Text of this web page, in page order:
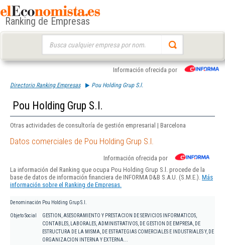
Ranking de Empresas
Información ofrecida por
Directorio Ranking Empresas Pou Holding Grup S.l.
Pou Holding Grup S.l.
Otras actividades de consultoría de gestión empresarial | Barcelona
Datos comerciales de Pou Holding Grup S.l.
Información ofrecida por
La información del Ranking que ocupa Pou Holding Grup S.l. procede de la
base de datos de información financiera de INFORMA D&B S.A.U. (S.M.E.). Más
información sobre el Ranking de Empresas.
Denominación Pou Holding Grup S.l.
Objeto Social
GESTION, ASESORAMIENTO Y PRESTACION DE SERVICIOS INFORMATICOS,
CONTABLES, LABORALES, ADMINISTRATIVOS, DE GESTION DE EMPRESA, DE
ESTRUCTURA DE LA MISMA, DE ESTRATEGIAS COMERCIALES E INDUSTRIALES Y, DE
ORGANIZACION INTERNA Y EXTERNA...